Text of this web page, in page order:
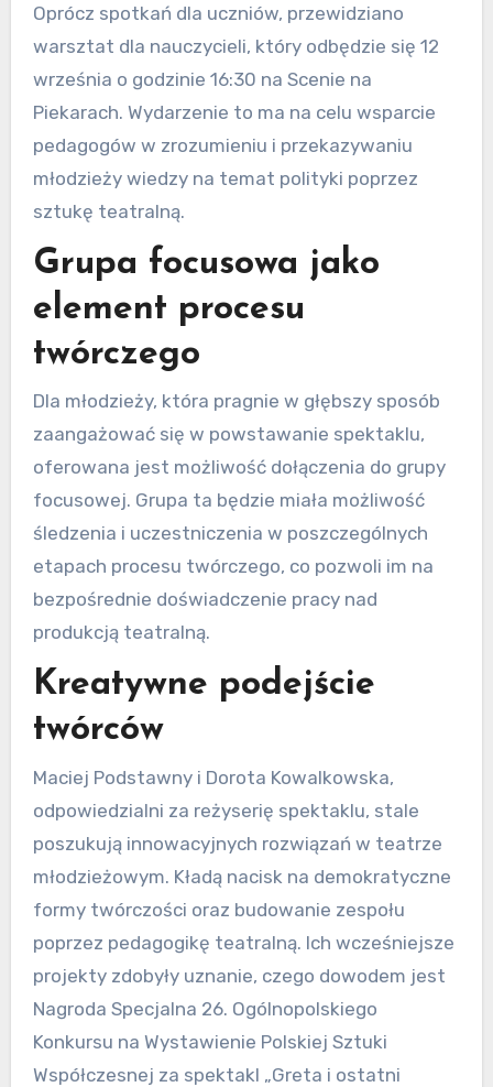
Oprócz spotkań dla uczniów, przewidziano
warsztat dla nauczycieli, który odbędzie się 12
września o godzinie 16:30 na Scenie na
Piekarach. Wydarzenie to ma na celu wsparcie
pedagogów w zrozumieniu i przekazywaniu
młodzieży wiedzy na temat polityki poprzez
sztukę teatralną.
Grupa focusowa jako
element procesu
twórczego
Dla młodzieży, która pragnie w głębszy sposób
zaangażować się w powstawanie spektaklu,
oferowana jest możliwość dołączenia do grupy
focusowej. Grupa ta będzie miała możliwość
śledzenia i uczestniczenia w poszczególnych
etapach procesu twórczego, co pozwoli im na
bezpośrednie doświadczenie pracy nad
produkcją teatralną.
Kreatywne podejście
twórców
Maciej Podstawny i Dorota Kowalkowska,
odpowiedzialni za reżyserię spektaklu, stale
poszukują innowacyjnych rozwiązań w teatrze
młodzieżowym. Kładą nacisk na demokratyczne
formy twórczości oraz budowanie zespołu
poprzez pedagogikę teatralną. Ich wcześniejsze
projekty zdobyły uznanie, czego dowodem jest
Nagroda Specjalna 26. Ogólnopolskiego
Konkursu na Wystawienie Polskiej Sztuki
Współczesnej za spektakl „Greta i ostatni